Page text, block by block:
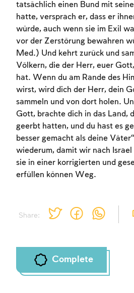
Share:
tatsächlich einen Bund mit
hatte, versprach er, dass er
würde, auch wenn sie im Exil
vor der Zerstörung bewahren
Med.) Und kehrt zurück und
Völkern, die der Herr, euer
hat. Wenn du am Rande des
wirst, wird dich der Herr, dein
sammeln und von dort holen.
Gott, brachte dich in das Land,
geerbt hatten, und du hast es
besser gemacht als deine
wiederum, damit wir nach Israel
sie in einer korrigierten und
erfüllen können Weg.
Complete